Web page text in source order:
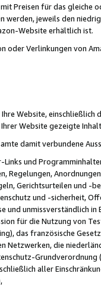
Preisen für das
jeweils den
Website erhältlich ist.
oder Verlinkungen von
Website,
Website gezeigte
damit verbundene
und
Regelungen,
Gerichtsurteilen und -
und -sicherheit,
und unmissverständlich
für die Nutzung von
das französische
Netzwerken, die
aller